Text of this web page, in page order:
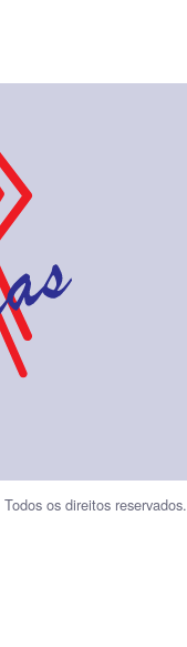
Todos os direitos reservados.